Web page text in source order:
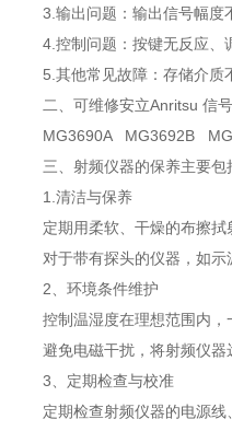
3.输出问题：输出信号幅度
4.控制问题：按键无反应、
5.其他常见故障：存储介质
二、可维修安立Anritsu 信
MG3690A MG3692B
三、射频仪器的保养主要包
1.清洁与保养
定期用柔软、干燥的布擦拭
对于带有探头的仪器，如
2、环境条件维护
控制温湿度在理想范围内
避免电磁干扰，将射频仪器
3、定期检查与校准
定期检查射频仪器的电源